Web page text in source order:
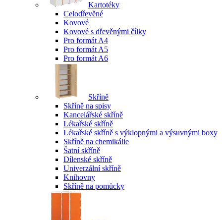
Kartotéky
Celodřevěné
Kovové
Kovové s dřevěnými čílky
Pro formát A4
Pro formát A5
Pro formát A6
Skříně
Skříně na spisy
Kancelářské skříně
Lékařské skříně
Lékařské skříně s výklopnými a výsuvnými boxy
Skříně na chemikálie
Šatní skříně
Dílenské skříně
Univerzální skříně
Knihovny
Skříně na pomůcky